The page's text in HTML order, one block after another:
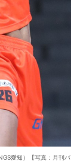
愛知）【写真：月刊バ